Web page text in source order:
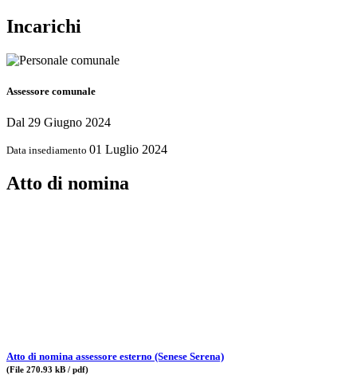
Incarichi
Assessore comunale
Dal 29 Giugno 2024
Data insediamento 01 Luglio 2024
Atto di nomina
Atto di nomina assessore esterno (Senese Serena)
(File 270.93 kB / pdf)